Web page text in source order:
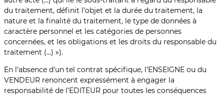
du traitement, définit l’objet et la durée du traitement, la
nature et la finalité du traitement, le type de données à
caractère personnel et les catégories de personnes
concernées, et les obligations et les droits du responsable du
traitement (…) »).
En l’absence d’un tel contrat spécifique, l’ENSEIGNE ou du
VENDEUR renoncent expressément à engager la
responsabilité de l’EDITEUR pour toutes les conséquences